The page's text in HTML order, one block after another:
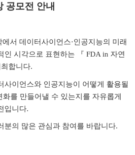
공모전 안내
서 데이터사이언스·인공지능의 미래
인 시각으로 표현하는 『 FDA in 자연
합니다.
사이언스와 인공지능이 어떻게 활용될
를 만들어낼 수 있는지를 자유롭게
입니다.
분의 많은 관심과 참여를 바랍니다.